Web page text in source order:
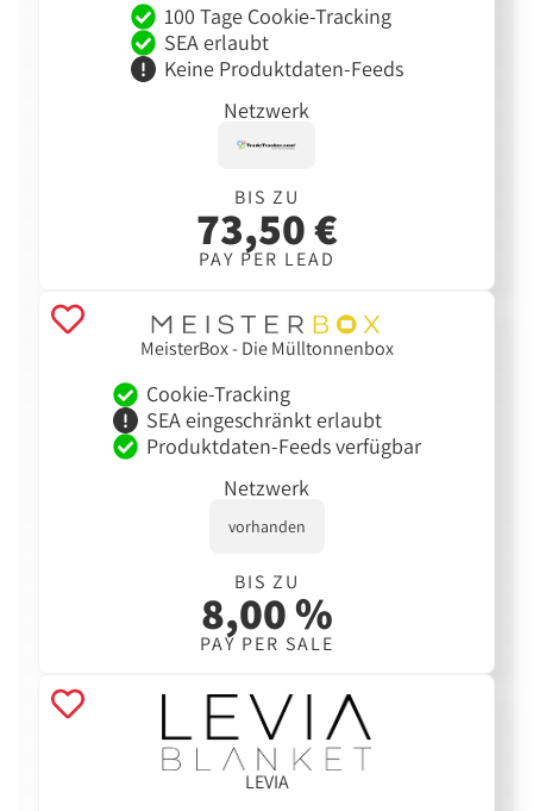
100 Tage Cookie-Tracking
SEA erlaubt
Keine Produktdaten-Feeds
Netzwerk
BIS ZU
73,50 €
PAY PER LEAD
MeisterBox - Die Mülltonnenbox
Cookie-Tracking
SEA eingeschränkt erlaubt
Produktdaten-Feeds verfügbar
Netzwerk
vorhanden
BIS ZU
8,00 %
PAY PER SALE
LEVIA